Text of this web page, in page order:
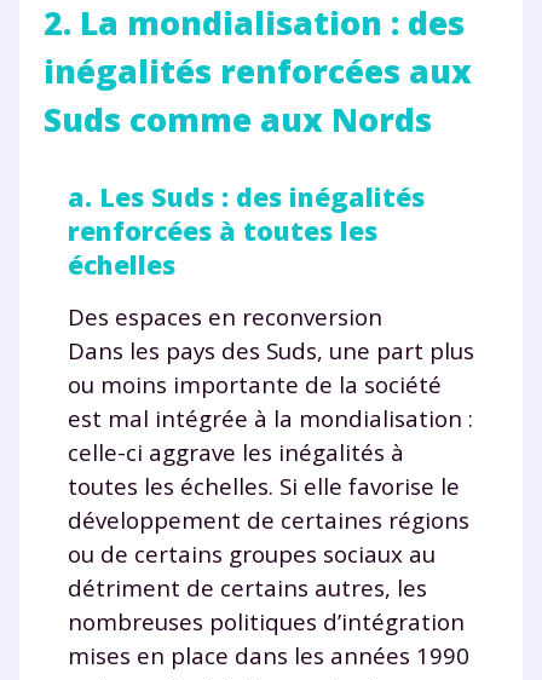
2. La mondialisation : des
inégalités renforcées aux
Suds comme aux Nords
a. Les Suds : des inégalités
renforcées à toutes les
échelles
Des espaces en reconversion
Dans les pays des Suds, une part plus
ou moins importante de la société
est mal intégrée à la mondialisation :
celle-ci aggrave les inégalités à
toutes les échelles. Si elle favorise le
développement de certaines régions
ou de certains groupes sociaux au
détriment de certains autres, les
nombreuses politiques d’intégration
mises en place dans les années 1990